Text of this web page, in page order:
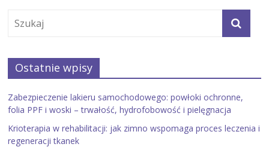
Ostatnie wpisy
Zabezpieczenie lakieru samochodowego: powłoki ochronne,
folia PPF i woski – trwałość, hydrofobowość i pielęgnacja
Krioterapia w rehabilitacji: jak zimno wspomaga proces leczenia i
regeneracji tkanek